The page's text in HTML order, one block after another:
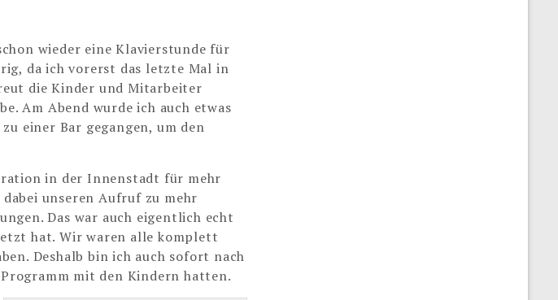
wieder eine Klavierstunde für
da ich vorerst das letzte Mal in
die Kinder und Mitarbeiter
Am Abend wurde ich auch etwas
einer Bar gegangen, um den
in der Innenstadt für mehr
unseren Aufruf zu mehr
Das war auch eigentlich echt
hat. Wir waren alle komplett
Deshalb bin ich auch sofort nach
mit den Kindern hatten.